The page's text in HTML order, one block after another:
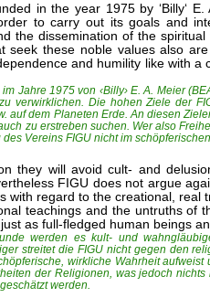
in the year 1975 by ‘Billy‘
to carry out its goals and
the dissemination of the
seek these noble values also
and humility like with
Jahre 1975 von ‹Billy› E. A. Meier
verwirklichen. Die hohen Ziele der
auf dem Planeten Erde. An diesen
zu erstreben suchen. Wer also
Vereins FIGU nicht im
they will avoid cult- and
FIGU does not argue
with regard to the creational, real
teachings and the untruths of
as full-fledged human beings
werden es kult- und
streitet die FIGU nicht gegen den
wirkliche Wahrheit
der Religionen, was jedoch
werden.